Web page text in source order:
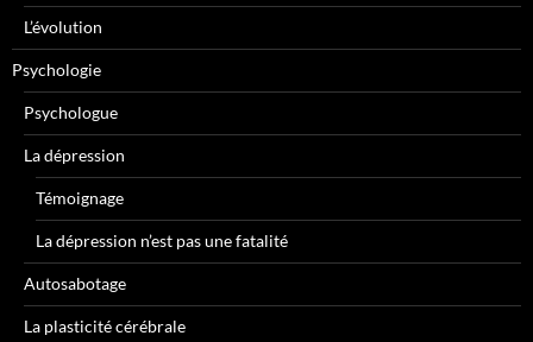
L’évolution
Psychologie
Psychologue
La dépression
Témoignage
La dépression n’est pas une fatalité
Autosabotage
La plasticité cérébrale